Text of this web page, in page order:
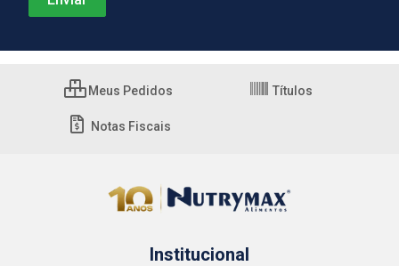
Meus Pedidos Títulos
Notas Fiscais
Institucional